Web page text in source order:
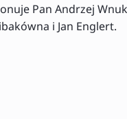
Pan Andrzej
i Jan Englert.